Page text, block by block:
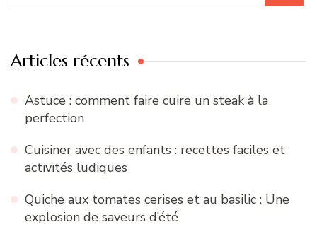
Articles récents
Astuce : comment faire cuire un steak à la
perfection
Cuisiner avec des enfants : recettes faciles et
activités ludiques
Quiche aux tomates cerises et au basilic : Une
explosion de saveurs d’été